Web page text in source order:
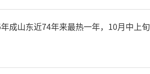
成山东近74年来最热一年，10月中上